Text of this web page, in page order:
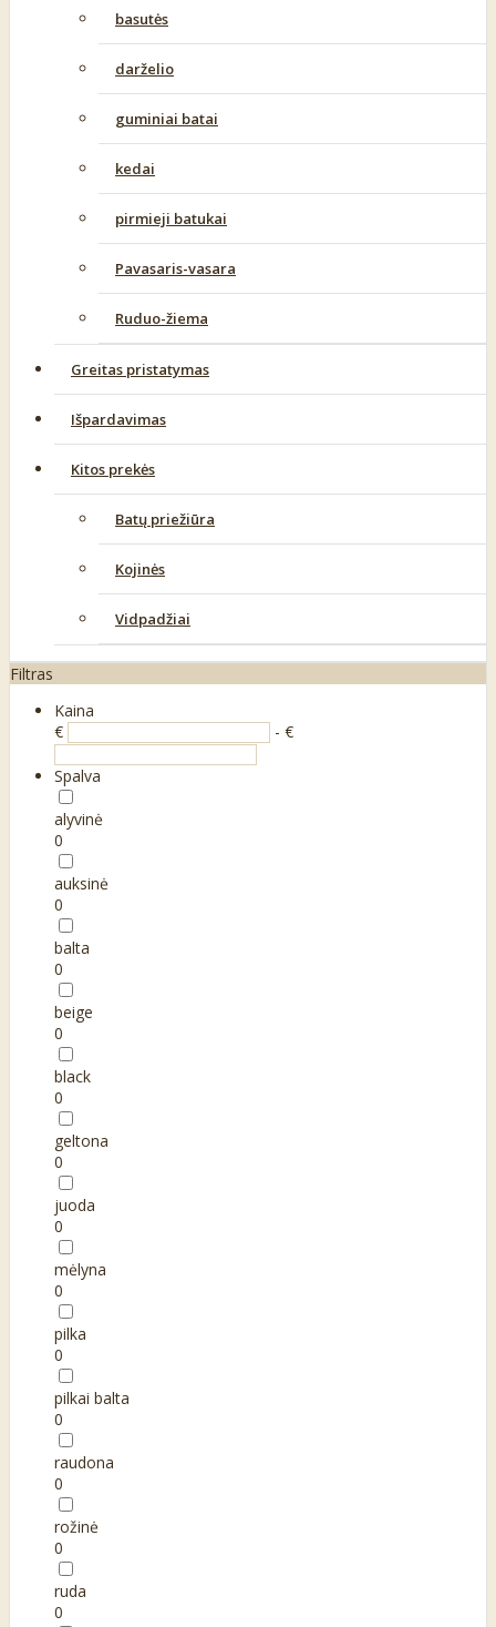
basutės
darželio
guminiai batai
kedai
pirmieji batukai
Pavasaris-vasara
Ruduo-žiema
Greitas pristatymas
Išpardavimas
Kitos prekės
Batų priežiūra
Kojinės
Vidpadžiai
Filtras
Kaina
€
- €
Spalva
alyvinė
0
auksinė
0
balta
0
beige
0
black
0
geltona
0
juoda
0
mėlyna
0
pilka
0
pilkai balta
0
raudona
0
rožinė
0
ruda
0